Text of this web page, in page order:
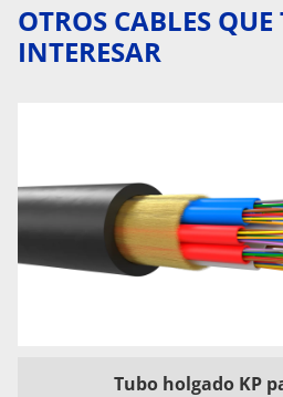
OTROS CABLES QUE
INTERESAR
Tubo holgado KP